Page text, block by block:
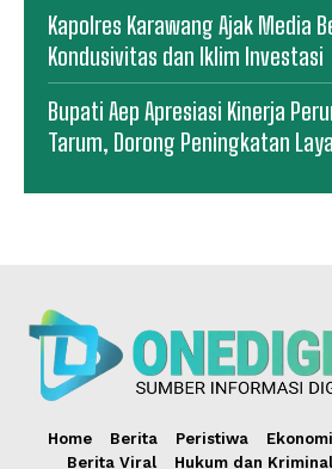
Kapolres Karawang Ajak Media
Kondusivitas dan Iklim Investasi
Bupati Aep Apresiasi Kinerja
Tarum, Dorong Peningkatan
Home Berita Peristiwa Ekonomi
Berita Viral
Hukum dan Kriminal